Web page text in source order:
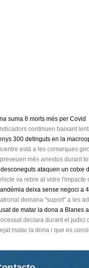
suma 8 morts més per Covid
continuen baixant
300 detinguts en la
està a les comarques
preveuen més arrestos durant
ataquen un cotxe
va rebre al vidre
deixa sense negoci a
demana "suport" a les
de matar la dona a Blanes
declara durant el
matar la dona i que es